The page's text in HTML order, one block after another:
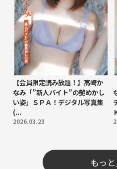
【会員限定読み放題！】高崎か
なみ「”新人バイト”の艶めかし
い姿」ＳＰＡ！デジタル写真集
(...
2026.03.23
もっ